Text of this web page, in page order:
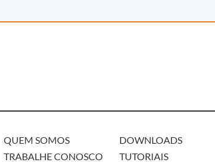
QUEM SOMOS
TRABALHE CONOSCO
DOWNLOADS
TUTORIAIS